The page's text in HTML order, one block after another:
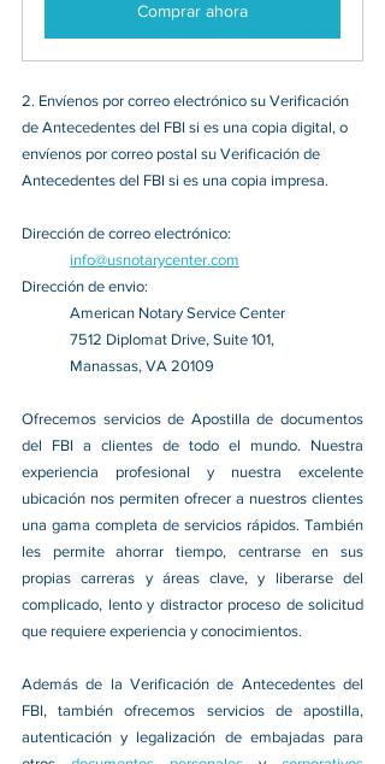
Comprar ahora
2. Envíenos por correo electrónico su Verificación
de Antecedentes del FBI si es una copia digital, o
envíenos por correo postal su Verificación de
Antecedentes del FBI si es una copia impresa.
Dirección de correo electrónico:
info@usnotarycenter.com
Dirección de envio:
American Notary Service Center
7512 Diplomat Drive, Suite 101,
Manassas, VA 20109
Ofrecemos servicios de Apostilla de documentos
del FBI a clientes de todo el mundo. Nuestra
experiencia profesional y nuestra excelente
ubicación nos permiten ofrecer a nuestros clientes
una gama completa de servicios rápidos. También
les permite ahorrar tiempo, centrarse en sus
propias carreras y áreas clave, y liberarse del
complicado, lento y distractor proceso de solicitud
que requiere experiencia y conocimientos.
Además de la Verificación de Antecedentes del
FBI, también ofrecemos servicios de apostilla,
autenticación y legalización de embajadas para